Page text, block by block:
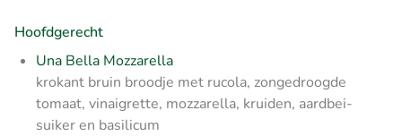
Hoofdgerecht
Una Bella Mozzarella
krokant bruin broodje met rucola, zongedroogde
tomaat, vinaigrette, mozzarella, kruiden, aardbei-
suiker en basilicum